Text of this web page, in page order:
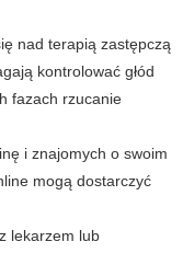
nad terapią zastępczą
kontrolować głód
fazach rzucanie
i znajomych o swoim
mogą dostarczyć
lekarzem lub